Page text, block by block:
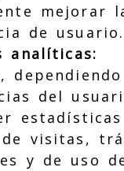
mejorar
de usuario.
analíticas:
del
de visitas,
y de uso